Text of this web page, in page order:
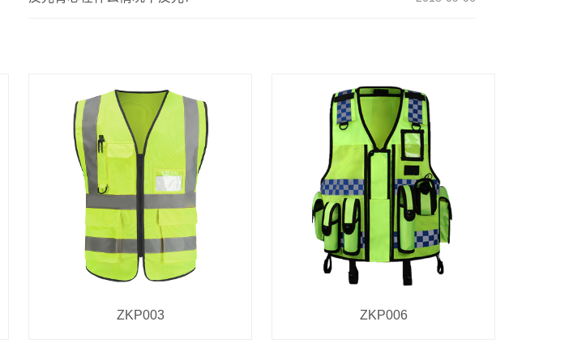
ZKP003 ZKP006